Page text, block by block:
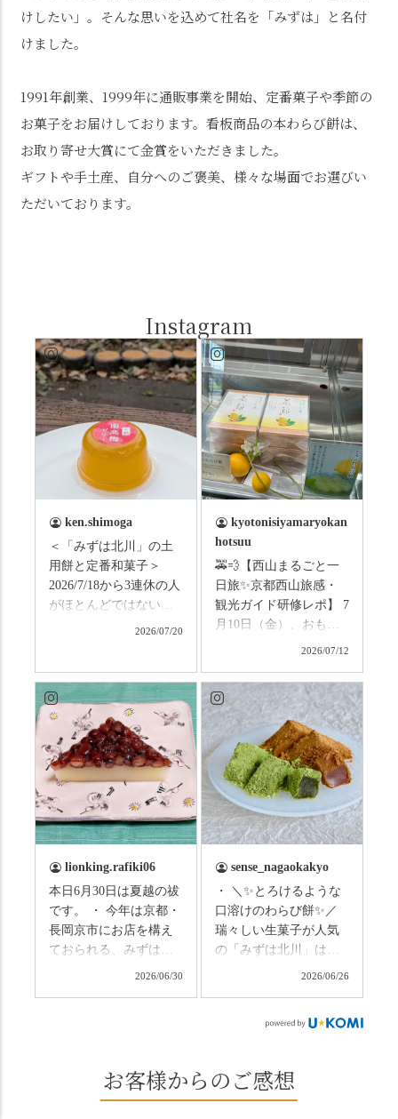
けしたい」。そんな思いを込めて社名を「みずは」と名付
けました。
1991年創業、1999年に通販事業を開始、定番菓子や季節の
お菓子をお届けしております。看板商品の本わらび餅は、
お取り寄せ大賞にて金賞をいただきました。
ギフトや手土産、自分へのご褒美、様々な場面でお選びい
ただいております。
Instagram
ken.shimoga
＜「みずは北川」の土
用餅と定番和菓子＞
2026/7/18から3連休の人
がほとんどではないか
と思います。みなさん
ものすごい暑さが続き
ますので、熱中症にな
らないようお互いに気
をつけましょう。 3連休
まずは「みずは北川」
の和菓子の紹介から。
（写真2枚目から） ・土
用餅（2個入） 暑気払
い、厄払いとして夏の
土用入りにいただくと
今年の土用の入りは7/20
だそうです。連休最終
日、時間のある人はぜ
ひこの機会に食べてみ
なこ） •わらび餅（抹
ぐにいただけます。 ち
なみに、京きなこは通
2026/07/20
kyotonisiyamaryokan
hotsuu
🚕💨【西山まるごと一
日旅✨京都西山旅感・
観光ガイド研修レポ】 7
月10日（金）、おもて
なしタクシーの日高順
西山の魅力をぎゅっと
詰め込んだ観光ガイド
研修に行ってきまし
た！ 🎋スタートは「竹
の径」。 頭上を覆う竹
のトンネルに一歩入る
と、空気がすっと涼し
くなって、聞こえるの
は葉ずれの音だけ。嵐
山の竹林に絶対負けて
れ違うのは犬の散歩の
方くらい。この静け
さ、贅沢すぎません
か…？ここを独り占め
できるのが西山なんで
す。 ⛩️続いて「大原野
神社」へ。 延暦3年
春日"。鯉沢の池には白
いスイレンが咲き、神
2026/07/12
lionking.rafiki06
本日6月30日は夏越の祓
です。 ・ 今年は京都・
長岡京市にお店を構え
ておられる、みずは北
味しかったです。うい
2026/06/30
sense_nagaokakyo
・ ＼✨とろけるような
口溶けのわらび餅✨／
瑞々しい生菓子が人気
の「みずは北川」は、
ました⛲️ 創業から30余
も麗しいものばかり👀
2026/06/26
お客様からのご感想